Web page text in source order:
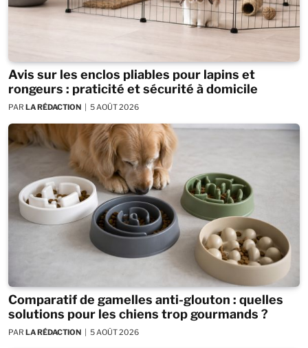
Avis sur les enclos pliables pour lapins et
rongeurs : praticité et sécurité à domicile
PAR LA RÉDACTION 5 AOÛT 2026
Comparatif de gamelles anti-glouton : quelles
solutions pour les chiens trop gourmands ?
PAR LA RÉDACTION 5 AOÛT 2026